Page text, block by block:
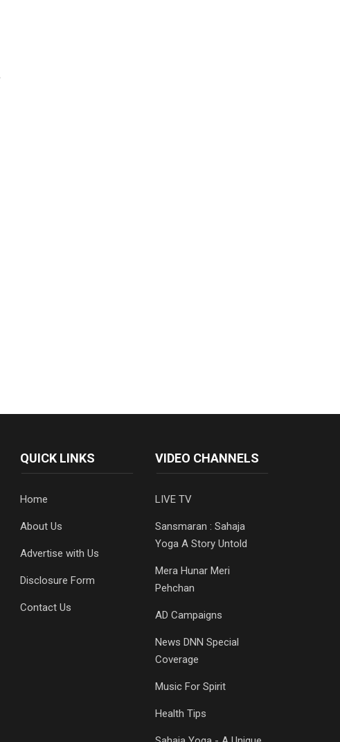
QUICK LINKS
Home
About Us
Advertise with Us
Disclosure Form
Contact Us
VIDEO CHANNELS
LIVE TV
Sansmaran : Sahaja
Yoga A Story Untold
Mera Hunar Meri
Pehchan
AD Campaigns
News DNN Special
Coverage
Music For Spirit
Health Tips